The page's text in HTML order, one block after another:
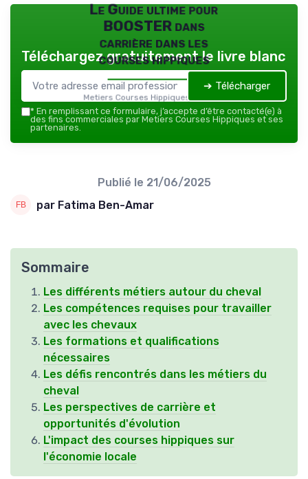
Le Guide ultime pour
BOOSTER dans
carrière dans les
courses hippiques
Metiers Courses Hippiques — 2026
Téléchargez gratuitement le livre blanc
➔ Télécharger
* En remplissant ce formulaire, j’accepte d’être contacté(e) à
des fins commerciales par Metiers Courses Hippiques et ses
partenaires.
Publié le 21/06/2025
par Fatima Ben-Amar
Sommaire
Les différents métiers autour du cheval
Les compétences requises pour travailler
avec les chevaux
Les formations et qualifications
nécessaires
Les défis rencontrés dans les métiers du
cheval
Les perspectives de carrière et
opportunités d'évolution
L'impact des courses hippiques sur
l'économie locale